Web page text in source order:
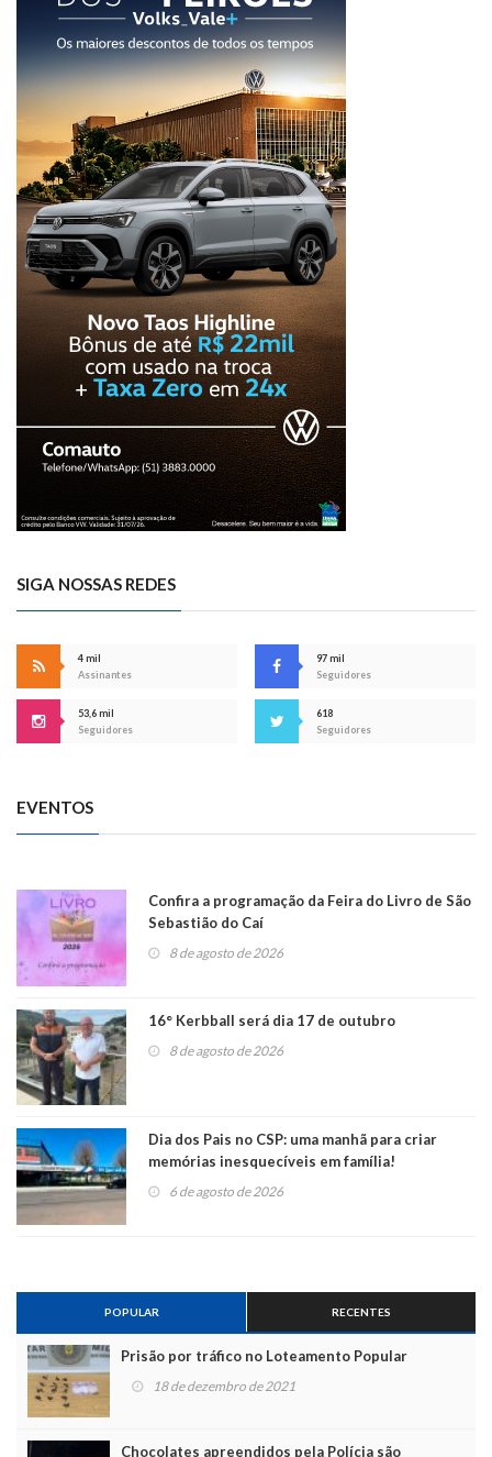
SIGA NOSSAS REDES
4 mil
Assinantes
97 mil
Seguidores
53,6 mil
Seguidores
618
Seguidores
EVENTOS
Confira a programação da Feira do Livro de São
Sebastião do Caí
8 de agosto de 2026
16° Kerbball será dia 17 de outubro
8 de agosto de 2026
Dia dos Pais no CSP: uma manhã para criar
memórias inesquecíveis em família!
6 de agosto de 2026
POPULAR RECENTES
Prisão por tráfico no Loteamento Popular
18 de dezembro de 2021
Chocolates apreendidos pela Polícia são